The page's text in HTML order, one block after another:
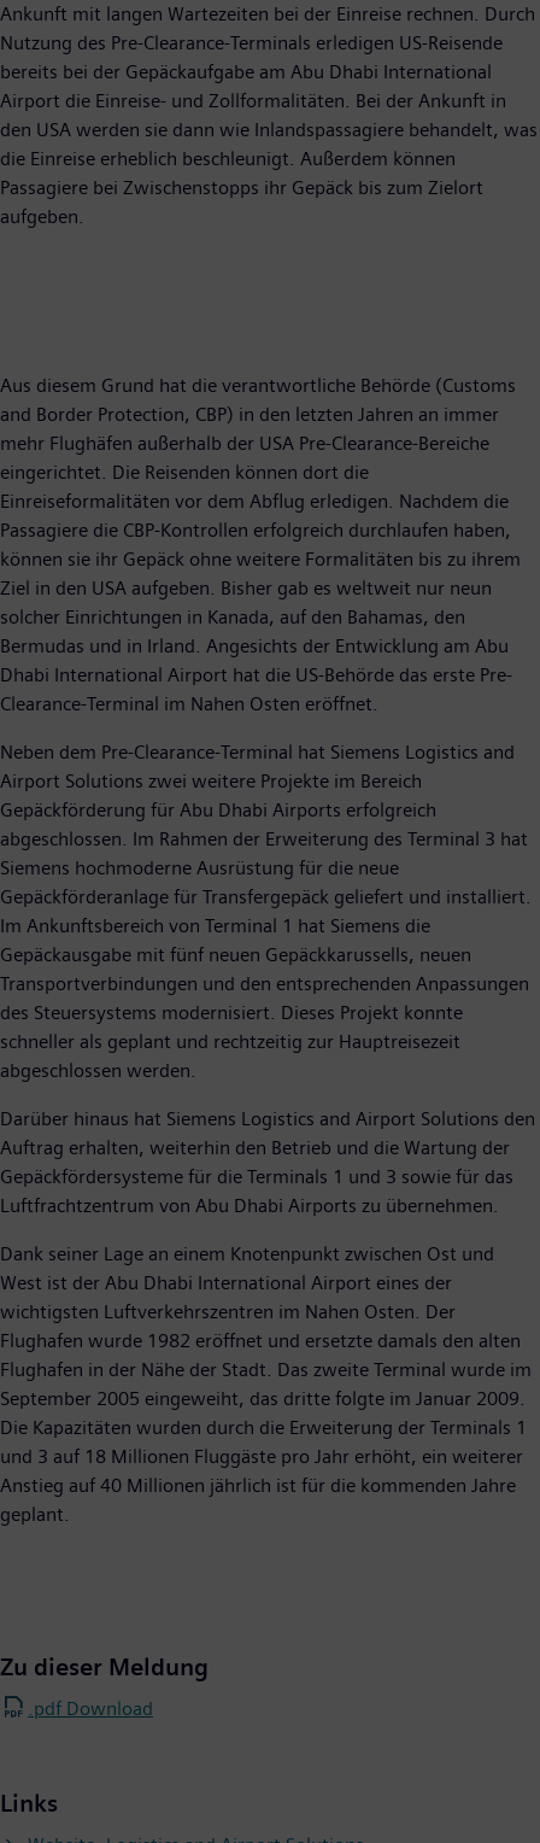
Ankunft mit langen Wartezeiten bei der Einreise rechnen. Durch
Nutzung des Pre-Clearance-Terminals erledigen US-Reisende
bereits bei der Gepäckaufgabe am Abu Dhabi International
Airport die Einreise- und Zollformalitäten. Bei der Ankunft in
den USA werden sie dann wie Inlandspassagiere behandelt, was
die Einreise erheblich beschleunigt. Außerdem können
Passagiere bei Zwischenstopps ihr Gepäck bis zum Zielort
aufgeben.
Aus diesem Grund hat die verantwortliche Behörde (Customs
and Border Protection, CBP) in den letzten Jahren an immer
mehr Flughäfen außerhalb der USA Pre-Clearance-Bereiche
eingerichtet. Die Reisenden können dort die
Einreiseformalitäten vor dem Abflug erledigen. Nachdem die
Passagiere die CBP-Kontrollen erfolgreich durchlaufen haben,
können sie ihr Gepäck ohne weitere Formalitäten bis zu ihrem
Ziel in den USA aufgeben. Bisher gab es weltweit nur neun
solcher Einrichtungen in Kanada, auf den Bahamas, den
Bermudas und in Irland. Angesichts der Entwicklung am Abu
Dhabi International Airport hat die US-Behörde das erste Pre-
Clearance-Terminal im Nahen Osten eröffnet.
Neben dem Pre-Clearance-Terminal hat Siemens Logistics and
Airport Solutions zwei weitere Projekte im Bereich
Gepäckförderung für Abu Dhabi Airports erfolgreich
abgeschlossen. Im Rahmen der Erweiterung des Terminal 3 hat
Siemens hochmoderne Ausrüstung für die neue
Gepäckförderanlage für Transfergepäck geliefert und installiert.
Im Ankunftsbereich von Terminal 1 hat Siemens die
Gepäckausgabe mit fünf neuen Gepäckkarussells, neuen
Transportverbindungen und den entsprechenden Anpassungen
des Steuersystems modernisiert. Dieses Projekt konnte
schneller als geplant und rechtzeitig zur Hauptreisezeit
abgeschlossen werden.
Darüber hinaus hat Siemens Logistics and Airport Solutions den
Auftrag erhalten, weiterhin den Betrieb und die Wartung der
Gepäckfördersysteme für die Terminals 1 und 3 sowie für das
Luftfrachtzentrum von Abu Dhabi Airports zu übernehmen.
Dank seiner Lage an einem Knotenpunkt zwischen Ost und
West ist der Abu Dhabi International Airport eines der
wichtigsten Luftverkehrszentren im Nahen Osten. Der
Flughafen wurde 1982 eröffnet und ersetzte damals den alten
Flughafen in der Nähe der Stadt. Das zweite Terminal wurde im
September 2005 eingeweiht, das dritte folgte im Januar 2009.
Die Kapazitäten wurden durch die Erweiterung der Terminals 1
und 3 auf 18 Millionen Fluggäste pro Jahr erhöht, ein weiterer
Anstieg auf 40 Millionen jährlich ist für die kommenden Jahre
geplant.
Zu dieser Meldung
.pdf Download
Links